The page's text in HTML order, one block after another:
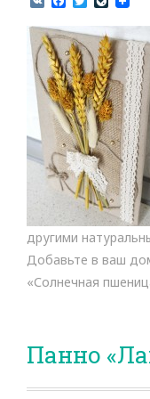
c
e
b
o
o
k
i
t
t
e
r
v
e
J
o
u
r
n
a
l
другими
Добавьте в ваш
«Солнечная
Панно